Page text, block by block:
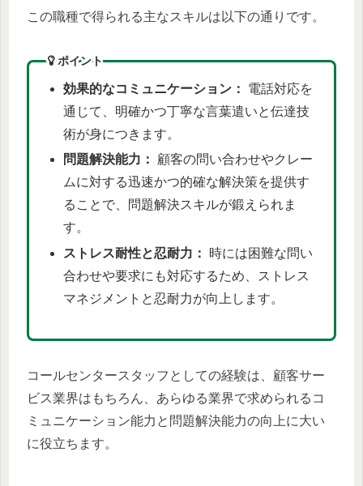
この職種で得られる主なスキルは以下の通りです。
ポイント
効果的なコミュニケーション：
電話対応を
通じて、明確かつ丁寧な言葉遣いと伝達技
術が身につきます。
問題解決能力：
顧客の問い合わせやクレー
ムに対する迅速かつ的確な解決策を提供す
ることで、問題解決スキルが鍛えられま
す。
ストレス耐性と忍耐力：
時には困難な問い
合わせや要求にも対応するため、ストレス
マネジメントと忍耐力が向上します。
コールセンタースタッフとしての経験は、顧客サー
ビス業界はもちろん、あらゆる業界で求められるコ
ミュニケーション能力と問題解決能力の向上に大い
に役立ちます。